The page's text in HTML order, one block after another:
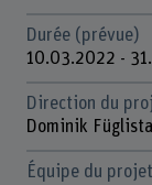
Durée (prévue)
10.03.2022 -
Direction du
Dominik
Équipe du projet